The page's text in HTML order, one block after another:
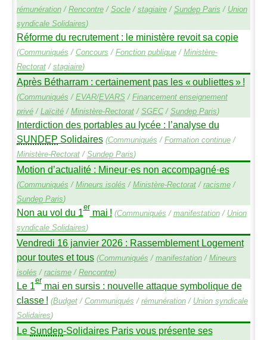
rémunération/ Rencontre/ Socle/ stagiaire/ SundepParis / Union
syndicale Solidaires)
Réforme du recrutement : le ministère revoit sa copie
(Communiqués / Concours / Fonction publique/ Ministère-
Rectorat/ stagiaire)
Après Bétharram : certainement pas les « oubliettes» !
(Communiqués / EVAR/EVARS/ Financement enseignement
privé/ Laïcité/ Ministère-Rectorat/ SGEC/ SundepParis)
Interdiction des portables au lycée : l’analyse du
SUNDEP Solidaires (Communiqués / Formation continue/
Ministère-Rectorat/ SundepParis)
Motion d’actualité : Mineur·es non accompagné·es
(Communiqués / Mineurs isolés / Ministère-Rectorat/ racisme/
SundepParis)
Non au vol du 1ermai ! (Communiqués / manifestation/ Union
syndicale Solidaires)
Vendredi 16 janvier 2026 : Rassemblement Logement
pour toutes et tous (Communiqués / manifestation/ Mineurs
isolés / racisme/ Rencontre)
Le 1ermai en sursis : nouvelle attaque symbolique de
classe ! (Budget/ Communiqués / rémunération/ Union syndicale
Solidaires)
Le Sundep-Solidaires Paris vous présente ses